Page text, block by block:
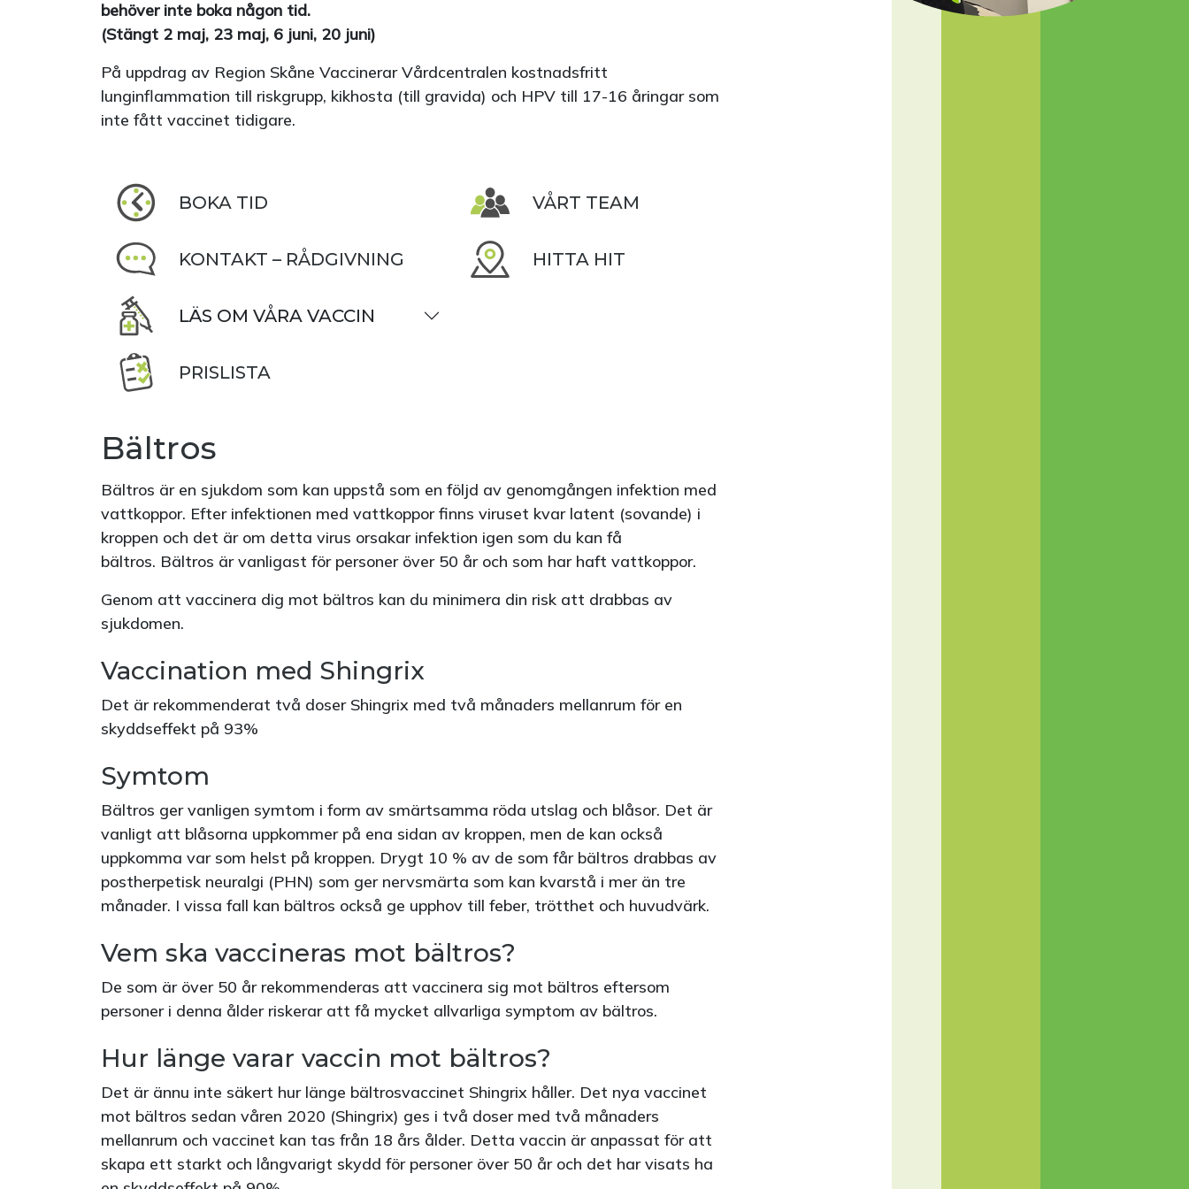
behöver inte boka någon tid.
(Stängt 2 maj, 23 maj, 6 juni, 20 juni)
På uppdrag av Region Skåne Vaccinerar Vårdcentralen kostnadsfritt
lunginflammation till riskgrupp, kikhosta (till gravida) och HPV till 17-16 åringar som
inte fått vaccinet tidigare.
BOKA TID
KONTAKT – RÅDGIVNING
LÄS OM VÅRA VACCIN
PRISLISTA
VÅRT TEAM
HITTA HIT
Bältros
Bältros är en sjukdom som kan uppstå som en följd av genomgången infektion med
vattkoppor. Efter infektionen med vattkoppor finns viruset kvar latent (sovande) i
kroppen och det är om detta virus orsakar infektion igen som du kan få
bältros. Bältros är vanligast för personer över 50 år och som har haft vattkoppor.
Genom att vaccinera dig mot bältros kan du minimera din risk att drabbas av
sjukdomen.
Vaccination med Shingrix
Det är rekommenderat två doser Shingrix med två månaders mellanrum för en
skyddseffekt på 93%
Symtom
Bältros ger vanligen symtom i form av smärtsamma röda utslag och blåsor. Det är
vanligt att blåsorna uppkommer på ena sidan av kroppen, men de kan också
uppkomma var som helst på kroppen. Drygt 10 % av de som får bältros drabbas av
postherpetisk neuralgi (PHN) som ger nervsmärta som kan kvarstå i mer än tre
månader. I vissa fall kan bältros också ge upphov till feber, trötthet och huvudvärk.
Vem ska vaccineras mot bältros?
De som är över 50 år rekommenderas att vaccinera sig mot bältros eftersom
personer i denna ålder riskerar att få mycket allvarliga symptom av bältros.
Hur länge varar vaccin mot bältros?
Det är ännu inte säkert hur länge bältrosvaccinet Shingrix håller. Det nya vaccinet
mot bältros sedan våren 2020 (Shingrix) ges i två doser med två månaders
mellanrum och vaccinet kan tas från 18 års ålder. Detta vaccin är anpassat för att
skapa ett starkt och långvarigt skydd för personer över 50 år och det har visats ha